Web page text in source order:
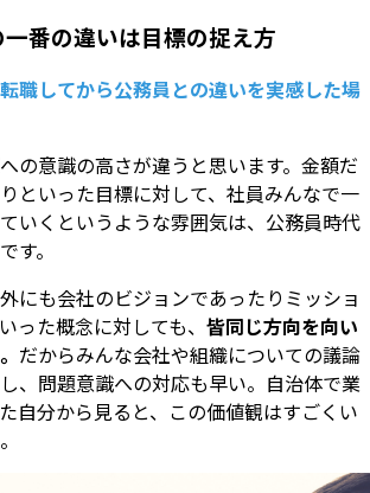
番の違いは目標の捉え方
職してから公務員との違いを実感した場
の意識の高さが違うと思います。金額だ
といった目標に対して、社員みんなで一
いくというような雰囲気は、公務員時代
す。
にも会社のビジョンであったりミッショ
った概念に対しても、 皆同じ方向を向い
だからみんな会社や組織についての議論
、問題意識への対応も早い。自治体で業
自分から見ると、この価値観はすごくい